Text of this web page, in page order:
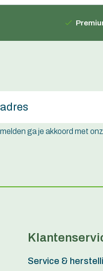
ga je akkoord met
Service &